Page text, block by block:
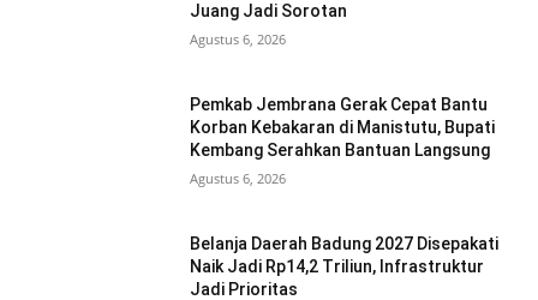
Juang Jadi Sorotan
Agustus 6, 2026
Pemkab Jembrana Gerak Cepat Bantu
Korban Kebakaran di Manistutu, Bupati
Kembang Serahkan Bantuan Langsung
Agustus 6, 2026
Belanja Daerah Badung 2027 Disepakati
Naik Jadi Rp14,2 Triliun, Infrastruktur
Jadi Prioritas